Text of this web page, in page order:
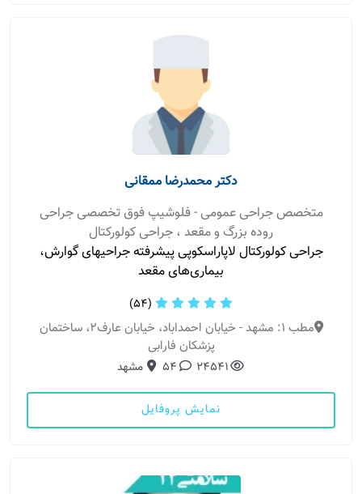
دکتر محمدرضا ممقانی
متخصص جراحی عمومی - فلوشیپ فوق تخصصی جراحی
روده بزرگ و مقعد ، جراحی کولورکتال
جراحی کولورکتال لاپاراسکوپی پیشرفته جراحیهای گوارش،
بیماری‌های مقعد
(54)
مطب 1: مشهد - خیابان احمداباد، خیابان عارف۲، ساختمان
پزشکان فارابی
24541
54 مشهد
نمایش پروفایل